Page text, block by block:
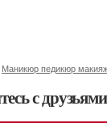
Маникюр педикюр
с